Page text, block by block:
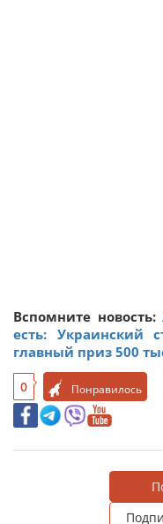
Вспомните новость:
есть: Украинский
главный приз 500
0 Понравилось